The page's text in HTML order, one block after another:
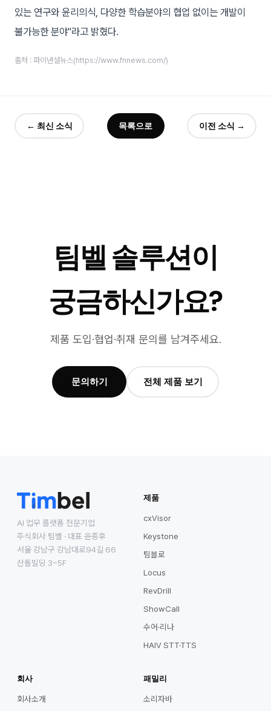
있는 연구와 윤리의식, 다양한 학습분야의 협업 없이는 개발이
불가능한 분야"라고 밝혔다.
출처 : 파이낸셜뉴스(https://www.fnnews.com/)
← 최신 소식 목록으로 이전 소식 →
팀벨 솔루션이
궁금하신가요?
제품 도입·협업·취재 문의를 남겨주세요.
문의하기 전체 제품 보기
AI 업무 플랫폼 전문기업
주식회사 팀벨 · 대표 윤종후
서울 강남구 강남대로94길 66
산돌빌딩 3~5F
제품
cxVisor
Keystone
팀블로
Locus
RevDrill
ShowCall
수어·리나
HAIV STT·TTS
회사
회사소개
패밀리
소리자바